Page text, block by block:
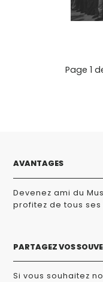
Page 1
AVANTAGES
Devenez ami du
profitez de tous
PARTAGEZ VOS
Si vous souhaitez